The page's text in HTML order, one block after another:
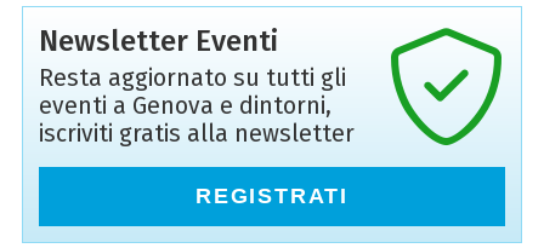
Newsletter Eventi
Resta aggiornato su tutti gli
eventi a Genova e dintorni,
iscriviti gratis alla newsletter
REGISTRATI